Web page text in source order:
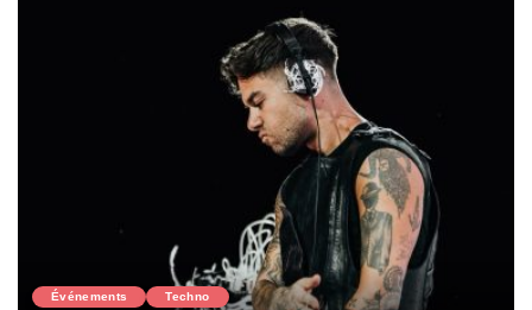
Événements Techno